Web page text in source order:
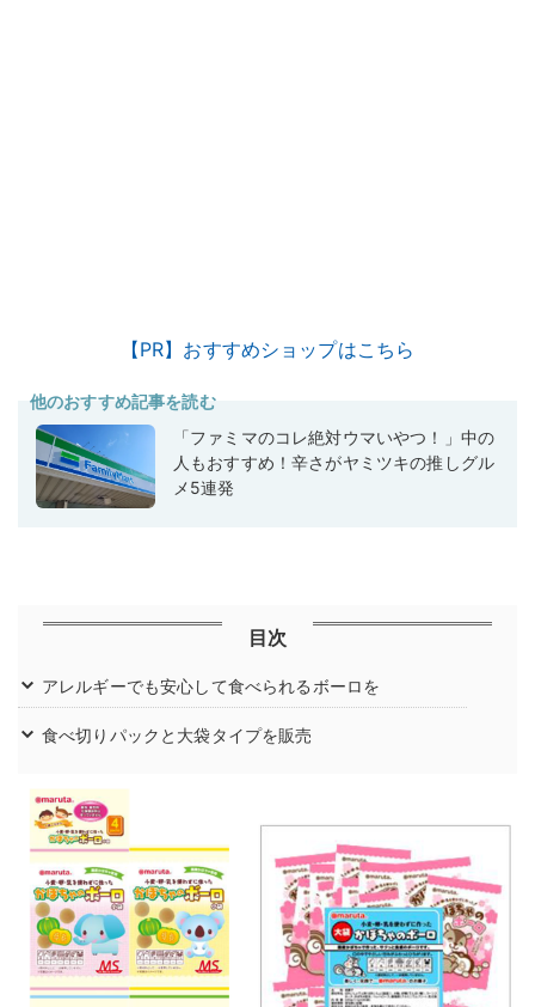
【PR】おすすめショップはこちら
他のおすすめ記事を読む
「ファミマのコレ絶対ウマいやつ！」中の
人もおすすめ！辛さがヤミツキの推しグル
メ5連発
目次
アレルギーでも安心して食べられるボーロを
食べ切りパックと大袋タイプを販売